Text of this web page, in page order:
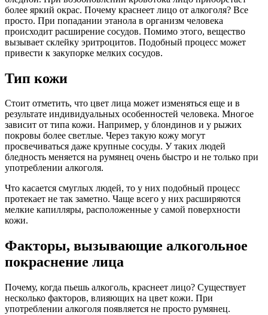
более яркий окрас. Почему краснеет лицо от алкоголя? Все
просто. При попадании этанола в организм человека
происходит расширение сосудов. Помимо этого, вещество
вызывает склейку эритроцитов. Подобный процесс может
привести к закупорке мелких сосудов.
Тип кожи
Стоит отметить, что цвет лица может изменяться еще и в
результате индивидуальных особенностей человека. Многое
зависит от типа кожи. Например, у блондинов и у рыжих
покровы более светлые. Через такую кожу могут
просвечиваться даже крупные сосуды. У таких людей
бледность меняется на румянец очень быстро и не только при
употреблении алкоголя.
Что касается смуглых людей, то у них подобный процесс
протекает не так заметно. Чаще всего у них расширяются
мелкие капилляры, расположенные у самой поверхности
кожи.
Факторы, вызывающие алкогольное
покраснение лица
Почему, когда пьешь алкоголь, краснеет лицо? Существует
несколько факторов, влияющих на цвет кожи. При
употреблении алкоголя появляется не просто румянец.